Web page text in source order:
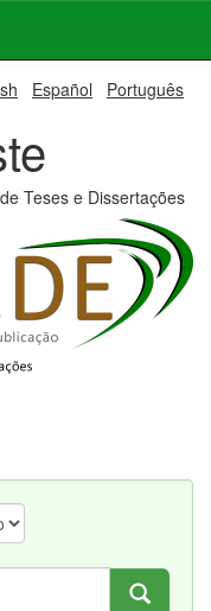
Español Português
Teses e Dissertações